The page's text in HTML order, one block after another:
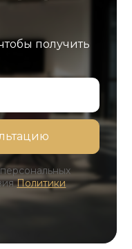
получить
Политики